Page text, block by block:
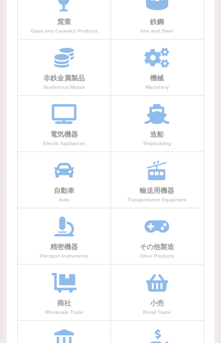
窯業
Glass and Ceramics Products
鉄鋼
Iron and Steel
非鉄金属製品
Nonferrous Metals
機械
Machinery
電気機器
Electric Appliances
造船
Shipbuilding
自動車
Auto
輸送用機器
Transportation Equipment
精密機器
Precision Instruments
その他製造
Other Products
商社
Wholesale Trade
小売
Retail Trade